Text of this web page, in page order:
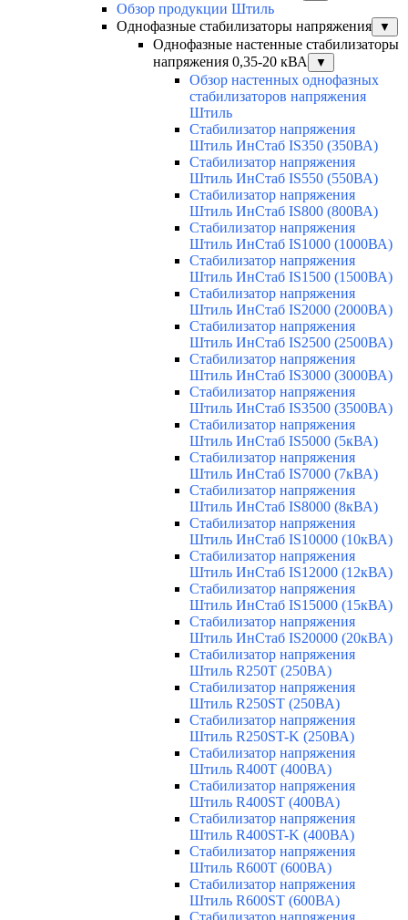
Обзор продукции Штиль
Однофазные стабилизаторы напряжения
▼
Однофазные настенные стабилизаторы
напряжения 0,35-20 кВА
▼
Обзор настенных однофазных
стабилизаторов напряжения
Штиль
Стабилизатор напряжения
Штиль ИнСтаб IS350 (350ВА)
Стабилизатор напряжения
Штиль ИнСтаб IS550 (550ВА)
Стабилизатор напряжения
Штиль ИнСтаб IS800 (800ВА)
Стабилизатор напряжения
Штиль ИнСтаб IS1000 (1000ВА)
Стабилизатор напряжения
Штиль ИнСтаб IS1500 (1500ВА)
Стабилизатор напряжения
Штиль ИнСтаб IS2000 (2000ВА)
Стабилизатор напряжения
Штиль ИнСтаб IS2500 (2500ВА)
Стабилизатор напряжения
Штиль ИнСтаб IS3000 (3000ВА)
Стабилизатор напряжения
Штиль ИнСтаб IS3500 (3500ВА)
Стабилизатор напряжения
Штиль ИнСтаб IS5000 (5кВА)
Стабилизатор напряжения
Штиль ИнСтаб IS7000 (7кВА)
Стабилизатор напряжения
Штиль ИнСтаб IS8000 (8кВА)
Стабилизатор напряжения
Штиль ИнСтаб IS10000 (10кВА)
Стабилизатор напряжения
Штиль ИнСтаб IS12000 (12кВА)
Стабилизатор напряжения
Штиль ИнСтаб IS15000 (15кВА)
Стабилизатор напряжения
Штиль ИнСтаб IS20000 (20кВА)
Стабилизатор напряжения
Штиль R250T (250ВА)
Стабилизатор напряжения
Штиль R250ST (250ВА)
Стабилизатор напряжения
Штиль R250ST-K (250ВА)
Стабилизатор напряжения
Штиль R400T (400ВА)
Стабилизатор напряжения
Штиль R400ST (400ВА)
Стабилизатор напряжения
Штиль R400ST-K (400ВА)
Стабилизатор напряжения
Штиль R600T (600ВА)
Стабилизатор напряжения
Штиль R600ST (600ВА)